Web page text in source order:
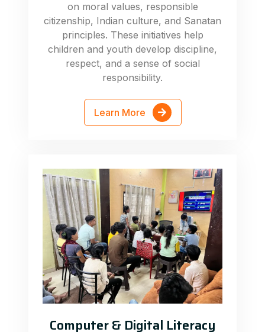
on moral values, responsible
citizenship, Indian culture, and Sanatan
principles. These initiatives help
children and youth develop discipline,
respect, and a sense of social
responsibility.
Learn More
Computer & Digital Literacy